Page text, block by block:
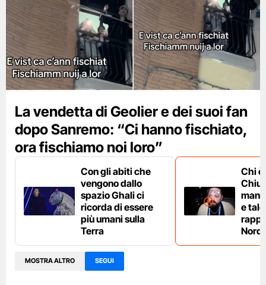
La vendetta di Geolier e dei suoi fan
dopo Sanremo: “Ci hanno fischiato,
ora fischiamo noi loro”
Con gli abiti che
vengono dallo
spazio Ghali ci
ricorda di essere
più umani sulla
Terra
Chi è
e
Nord
MOSTRA ALTRO SEGUI